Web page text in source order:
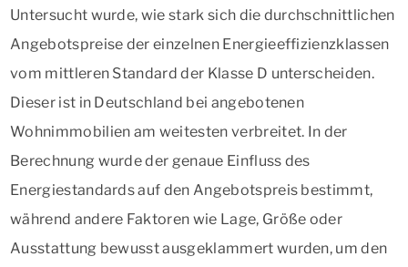
Untersucht wurde, wie stark sich die durchschnittlichen
Angebotspreise der einzelnen Energieeffizienzklassen
vom mittleren Standard der Klasse D unterscheiden.
Dieser ist in Deutschland bei angebotenen
Wohnimmobilien am weitesten verbreitet. In der
Berechnung wurde der genaue Einfluss des
Energiestandards auf den Angebotspreis bestimmt,
während andere Faktoren wie Lage, Größe oder
Ausstattung bewusst ausgeklammert wurden, um den